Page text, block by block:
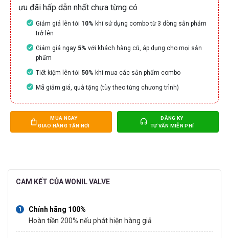
ưu đãi hấp dẫn nhất chưa từng có
Giảm giá lên tới 10% khi sử dụng combo từ 3 dòng sản phảm
trở lên
Giảm giá ngay 5% với khách hàng cũ, áp dụng cho mọi sản
phẩm
Tiết kiệm lên tới 50% khi mua các sản phẩm combo
Mã giảm giá, quà tặng (tùy theo từng chương trình)
MUA NGAY
GIAO HÀNG TẬN NƠI
ĐĂNG KÝ
TƯ VẤN MIỄN PHÍ
CAM KẾT CỦA WONIL VALVE
Chính hãng 100%
Hoàn tiền 200% nếu phát hiện hàng giả